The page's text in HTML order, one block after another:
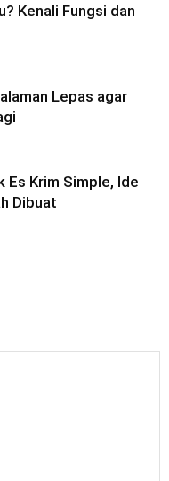
Kenali Fungsi dan
Lepas agar
Es Krim Simple, Ide
Dibuat